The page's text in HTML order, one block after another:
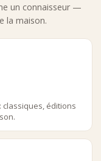
un connaisseur —
la maison.
éditions